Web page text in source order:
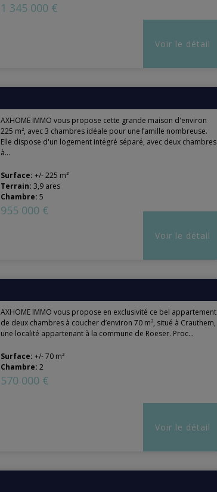
1 345 000 €
Voir le détail
AXHOME IMMO vous propose cette grande maison d'environ
225 m², avec 3 chambres idéale pour une famille nombreuse.
Elle dispose d'un logement intégré séparé, avec deux chambres
à...
Surface: +/- 225 m²
Terrain: 3,9 ares
Chambre: 5
955 000 €
Voir le détail
AXHOME IMMO vous propose en exclusivité ce bel appartement
de deux chambres à coucher d’environ 70 m², situé à Crauthem,
une localité appartenant à la commune de Roeser. Proc...
Surface: +/- 70 m²
Chambre: 2
570 000 €
Voir le détail